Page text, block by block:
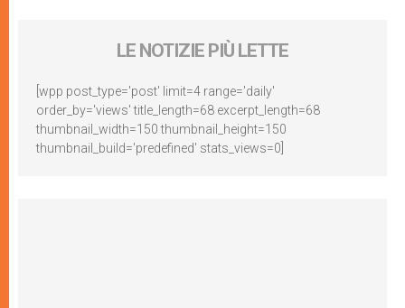
LE NOTIZIE PIÙ LETTE
[wpp post_type='post' limit=4 range='daily'
order_by='views' title_length=68 excerpt_length=68
thumbnail_width=150 thumbnail_height=150
thumbnail_build='predefined' stats_views=0]